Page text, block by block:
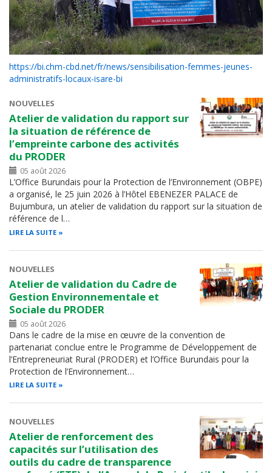
https://bi.chm-cbd.net/fr/news/sensibilisation-femmes-jeunes-
administratifs-locaux-isare-bi
NOUVELLES
Atelier de validation du rapport sur
la situation de référence de
l’empreinte carbone des activités
du PRODER
05 août 2026
L’Office Burundais pour la Protection de l’Environnement (OBPE)
a organisé, le 25 juin 2026 à l’Hôtel EBENEZER PALACE de
Bujumbura, un atelier de validation du rapport sur la situation de
référence de l…
LIRE LA SUITE
NOUVELLES
Atelier de validation du Cadre de
Gestion Environnementale et
Sociale du PRODER
05 août 2026
Dans le cadre de la mise en œuvre de la convention de
partenariat conclue entre le Programme de Développement de
l’Entrepreneuriat Rural (PRODER) et l’Office Burundais pour la
Protection de l’Environnement…
LIRE LA SUITE
NOUVELLES
Atelier de renforcement des
capacités sur l’utilisation des
outils du cadre de transparence